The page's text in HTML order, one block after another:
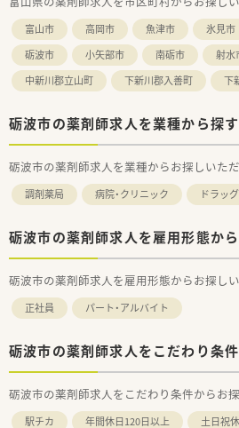
富山市 高岡市 魚津市 氷見市
砺波市
小矢部市 南砺市 射水
中新川郡立山町
下新川郡入善町 下
砺波市の薬剤師求人を業種から探す
砺波市の薬剤師求人を業種からお探しいただ
調剤薬局 病院・クリニック ドラッ
砺波市の薬剤師求人を雇用形態か
砺波市の薬剤師求人を雇用形態からお探しい
正社員 パート・アルバイト
砺波市の薬剤師求人をこだわり条
砺波市の薬剤師求人をこだわり条件からお
駅チカ 年間休日120日以上
土日祝